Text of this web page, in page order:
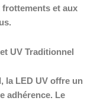
et aux
UV Traditionnel
la LED UV offre un
adhérence. Le